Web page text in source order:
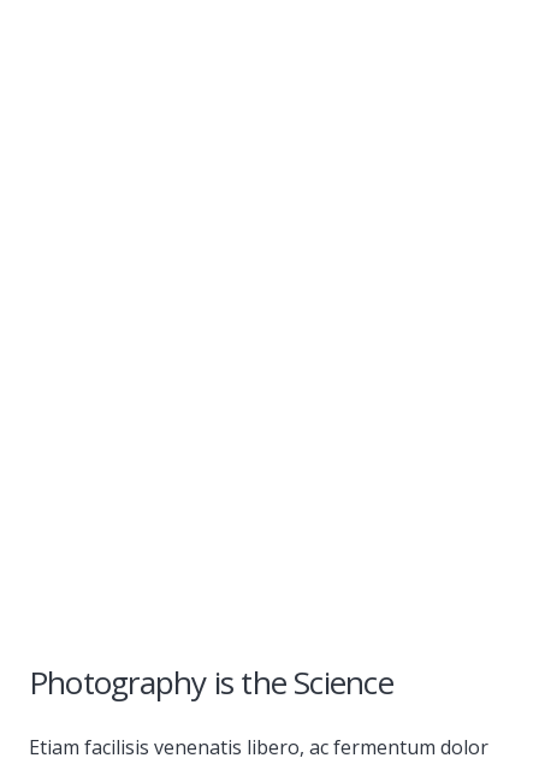
Photography is the Science
Etiam facilisis venenatis libero, ac fermentum dolor